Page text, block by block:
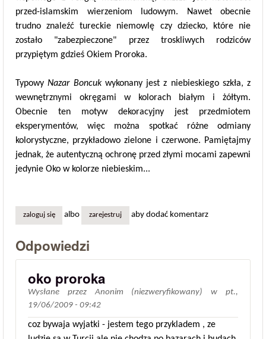
przed-islamskim wierzeniom ludowym. Nawet obecnie
trudno znaleźć tureckie niemowlę czy dziecko, które nie
zostało "zabezpieczone" przez troskliwych rodziców
przypiętym gdzieś Okiem Proroka.
TypowyNazar Boncukwykonany jest z niebieskiego szkła, z
wewnętrznymi okręgami w kolorach białym i żółtym.
Obecnie ten motyw dekoracyjny jest przedmiotem
eksperymentów, więc można spotkać różne odmiany
kolorystyczne, przykładowo zielone i czerwone. Pamiętajmy
jednak, że autentyczną ochronę przed złymi mocami zapewni
jedynie Oko w kolorze niebieskim...
zaloguj się albo zarejestruj aby dodać komentarz
Odpowiedzi
oko proroka
Wysłane przezAnonim (niezweryfikowany) wpt.,
19/06/2009 - 09:42
coz bywaja wyjatki - jestem tego przykladem , ze